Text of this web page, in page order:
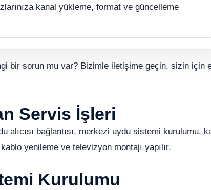
kanal yükleme, format ve güncelleme
bir sorun mu var? Bizimle iletişime geçin, sizin için
Servis İşleri
alıcısı bağlantısı, merkezi uydu sistemi kurulumu,
yenileme ve televizyon montajı yapılır.
Kurulumu